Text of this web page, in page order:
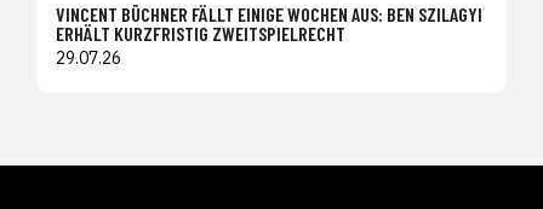
VINCENT BÜCHNER FÄLLT EINIGE WOCHEN AUS: BEN SZILAGYI
ERHÄLT KURZFRISTIG ZWEITSPIELRECHT
29.07.26